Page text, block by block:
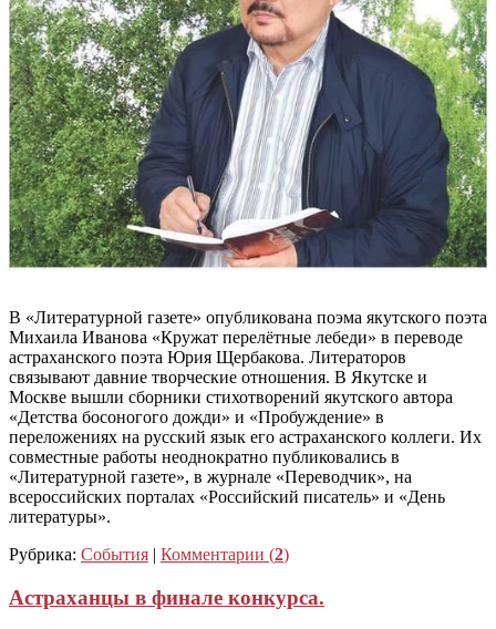
В «Литературной газете» опубликована поэма якутского поэта
Михаила Иванова «Кружат перелётные лебеди» в переводе
астраханского поэта Юрия Щербакова. Литераторов
связывают давние творческие отношения. В Якутске и
Москве вышли сборники стихотворений якутского автора
«Детства босоногого дожди» и «Пробуждение» в
переложениях на русский язык его астраханского коллеги. Их
совместные работы неоднократно публиковались в
«Литературной газете», в журнале «Переводчик», на
всероссийских порталах «Российский писатель» и «День
литературы».
Рубрика: События | Комментарии (2)
Астраханцы в финале конкурса.